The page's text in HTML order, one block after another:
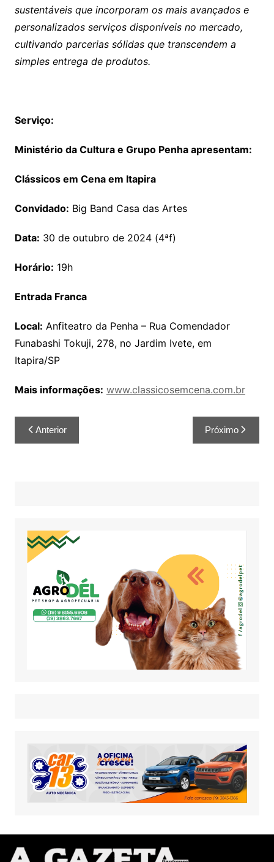
sustentáveis que incorporam os mais avançados e
personalizados serviços disponíveis no mercado,
cultivando parcerias sólidas que transcendem a
simples entrega de produtos.
Serviço:
Ministério da Cultura e Grupo Penha apresentam:
Clássicos em Cena em Itapira
Convidado: Big Band Casa das Artes
Data: 30 de outubro de 2024 (4ªf)
Horário: 19h
Entrada Franca
Local: Anfiteatro da Penha – Rua Comendador
Funabashi Tokuji, 278, no Jardim Ivete, em
Itapira/SP
Mais informações: www.classicosemcena.com.br
Anterior Próximo